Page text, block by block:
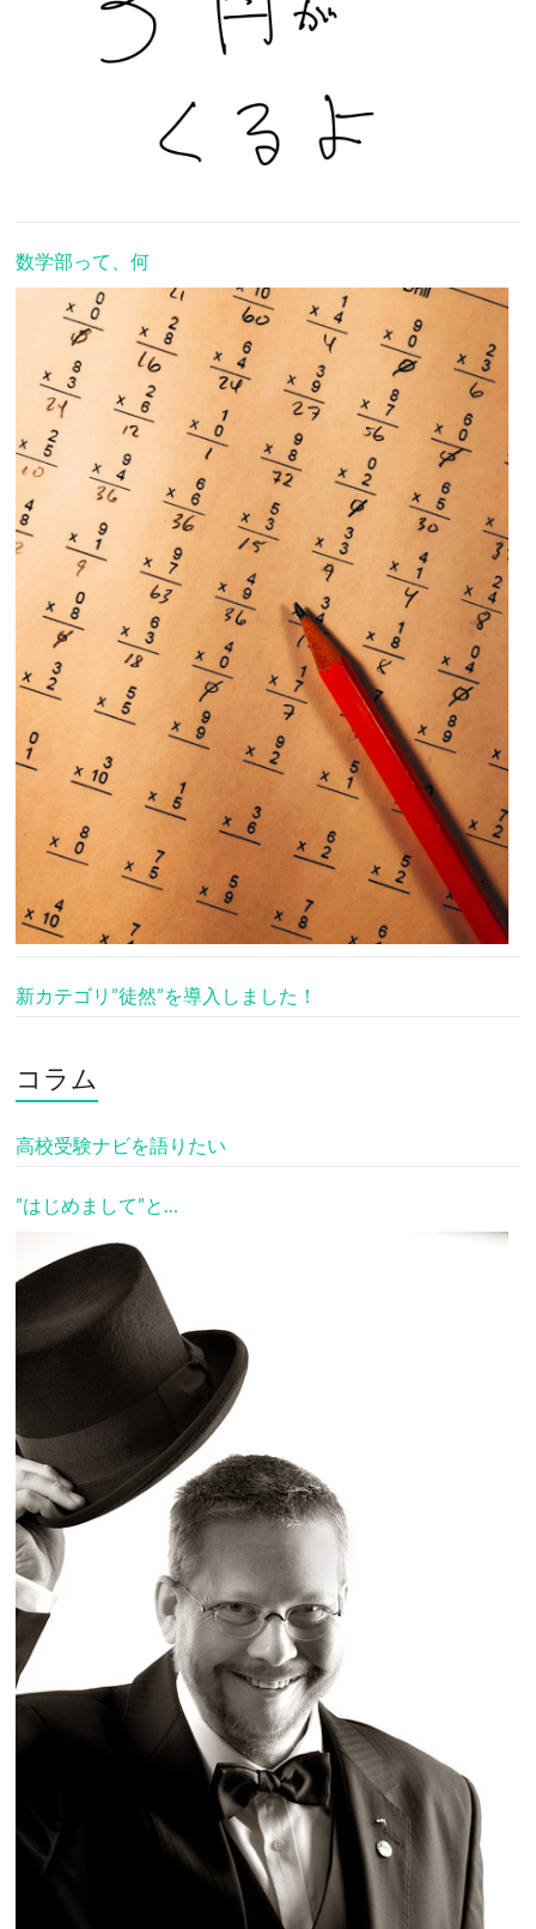
数学部って、何
新カテゴリ”徒然”を導入しました！
コラム
高校受験ナビを語りたい
”はじめまして”と…